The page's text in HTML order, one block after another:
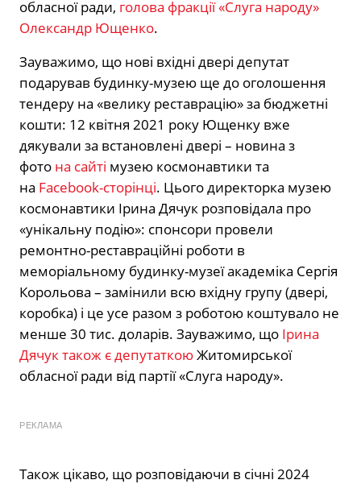
обласної ради, голова фракції «Слуга народу»
Олександр Ющенко.
Зауважимо, що нові вхідні двері депутат
подарував будинку-музею ще до оголошення
тендеру на «велику реставрацію» за бюджетні
кошти: 12 квітня 2021 року Ющенку вже
дякували за встановлені двері – новина з
фото на сайті музею космонавтики та
на Facebook-сторінці. Цього директорка музею
космонавтики Ірина Дячук розповідала про
«унікальну подію»: спонсори провели
ремонтно-реставраційні роботи в
меморіальному будинку-музеї академіка Сергія
Корольова – замінили всю вхідну групу (двері,
коробка) і це усе разом з роботою коштувало не
менше 30 тис. доларів. Зауважимо, що Ірина
Дячук також є депутаткоюЖитомирської
обласної ради від партії «Слуга народу».
РЕКЛАМА
Також цікаво, що розповідаючи в січні 2024